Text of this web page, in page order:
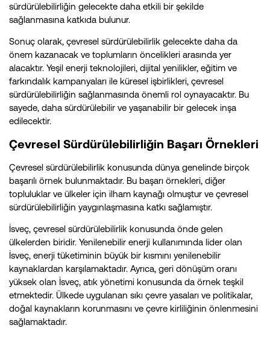
sürdürülebilirliğin gelecekte daha etkili bir şekilde
sağlanmasına katkıda bulunur.
Sonuç olarak, çevresel sürdürülebilirlik gelecekte daha da
önem kazanacak ve toplumların öncelikleri arasında yer
alacaktır. Yeşil enerji teknolojileri, dijital yenilikler, eğitim ve
farkındalık kampanyaları ile küresel işbirlikleri, çevresel
sürdürülebilirliğin sağlanmasında önemli rol oynayacaktır. Bu
sayede, daha sürdürülebilir ve yaşanabilir bir gelecek inşa
edilecektir.
Çevresel Sürdürülebilirliğin Başarı Örnekleri
Çevresel sürdürülebilirlik konusunda dünya genelinde birçok
başarılı örnek bulunmaktadır. Bu başarı örnekleri, diğer
topluluklar ve ülkeler için ilham kaynağı olmuştur ve çevresel
sürdürülebilirliğin yaygınlaşmasına katkı sağlamıştır.
İsveç, çevresel sürdürülebilirlik konusunda önde gelen
ülkelerden biridir. Yenilenebilir enerji kullanımında lider olan
İsveç, enerji tüketiminin büyük bir kısmını yenilenebilir
kaynaklardan karşılamaktadır. Ayrıca, geri dönüşüm oranı
yüksek olan İsveç, atık yönetimi konusunda da örnek teşkil
etmektedir. Ülkede uygulanan sıkı çevre yasaları ve politikalar,
doğal kaynakların korunmasını ve çevre kirliliğinin önlenmesini
sağlamaktadır.